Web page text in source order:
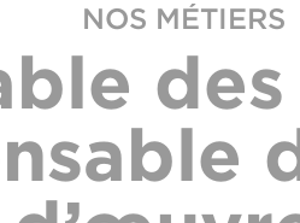
NOS MÉTIERS